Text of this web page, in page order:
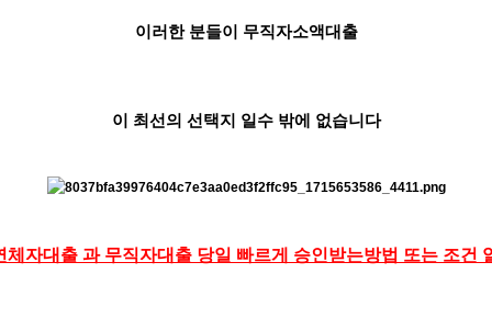
이러한 분들이 무직자소액대출
이 최선의 선택지 일수 밖에 없습니다
체자대출 과 무직자대출 당일 빠르게 승인받는방법 또는 조건